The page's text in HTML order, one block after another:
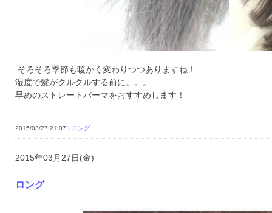
そろそろ季節も暖かく変わりつつありますね！
湿度で髪がクルクルする前に。。。
早めのストレートパーマをおすすめします！
2015/03/27 21:07 | ロング
2015年03月27日(金)
ロング